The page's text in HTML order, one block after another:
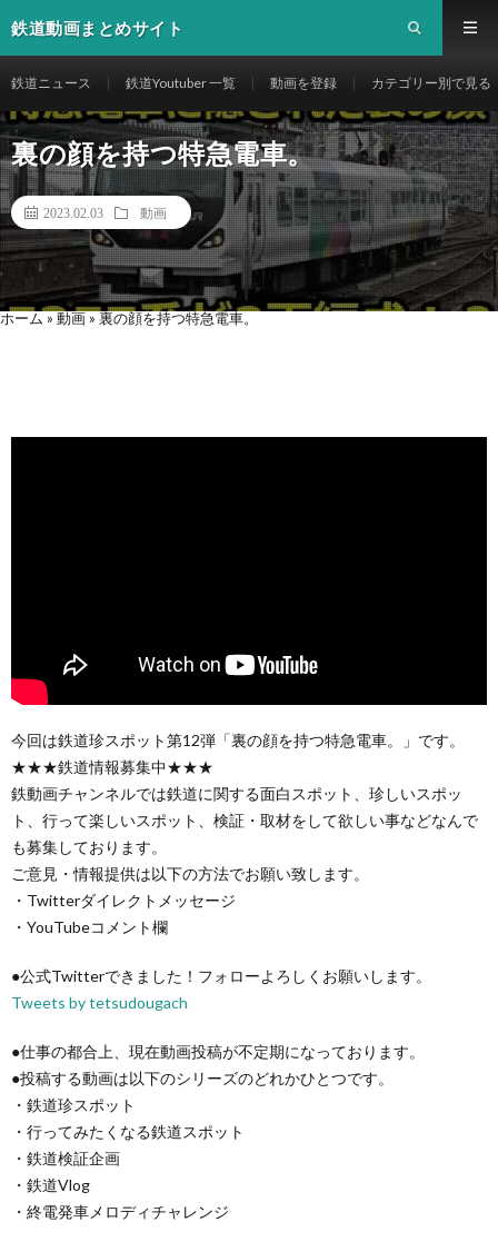
鉄道動画まとめサイト
鉄道ニュース 鉄道Youtuber 一覧 動画を登録 カテゴリー別で見る
裏の顔を持つ特急電車。
2023.02.03 動画
ホーム » 動画 » 裏の顔を持つ特急電車。
今回は鉄道珍スポット第12弾「裏の顔を持つ特急電車。」です。
★★★鉄道情報募集中★★★
鉄動画チャンネルでは鉄道に関する面白スポット、珍しいスポッ
ト、行って楽しいスポット、検証・取材をして欲しい事などなんで
も募集しております。
ご意見・情報提供は以下の方法でお願い致します。
・Twitterダイレクトメッセージ
・YouTubeコメント欄
●公式Twitterできました！フォローよろしくお願いします。
Tweets by tetsudougach
●仕事の都合上、現在動画投稿が不定期になっております。
●投稿する動画は以下のシリーズのどれかひとつです。
・鉄道珍スポット
・行ってみたくなる鉄道スポット
・鉄道検証企画
・鉄道Vlog
・終電発車メロディチャレンジ